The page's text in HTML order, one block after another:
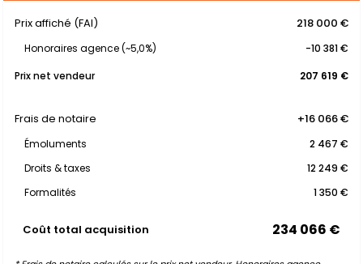
Prix affiché (FAI) 218 000 €
Honoraires agence (~5,0%)
-10 381 €
Prix net vendeur
207 619 €
Frais de notaire +16 066 €
Émoluments
2 467 €
Droits & taxes
12 249 €
Formalités
1 350 €
Coût total acquisition 234 066 €